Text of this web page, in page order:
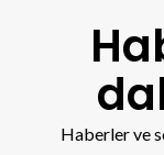
Haberler ve